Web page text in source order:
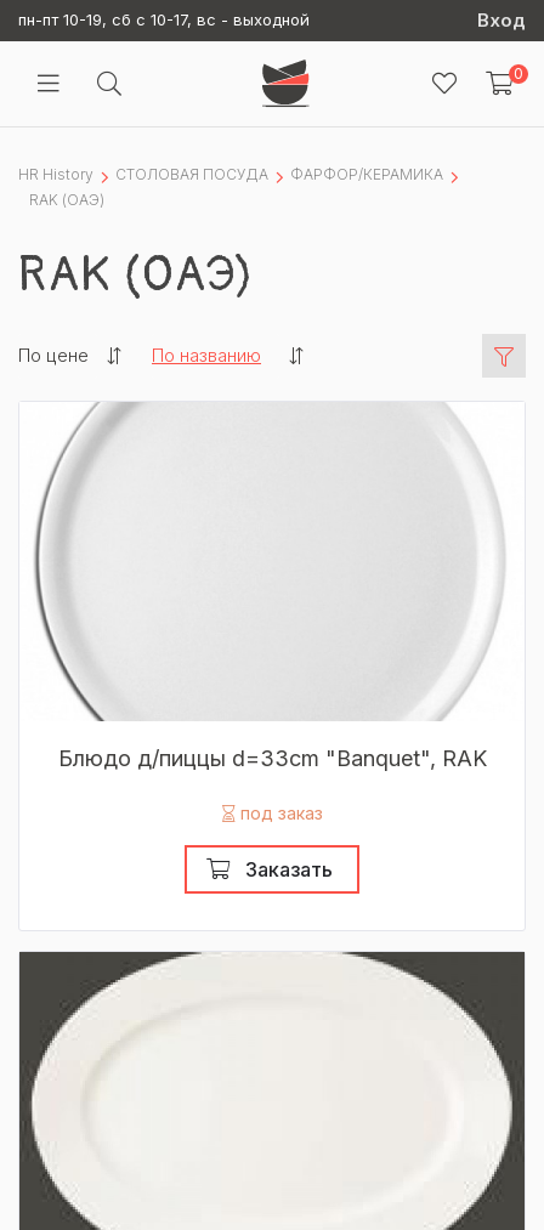
пн-пт 10-19, сб с 10-17, вс - выходной Вход
0
HR History СТОЛОВАЯ ПОСУДА
ФАРФОР/КЕРАМИКА
RAK (ОАЭ)
RAK (ОАЭ)
Блюдо д/пиццы d=33cm "Banquet", RAK
под заказ
Заказать